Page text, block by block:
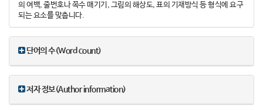
의 여백, 줄번호나 쪽수 매기기, 그림의 해상도, 표의 기재방식 등 형식에 요구
되는 요소를 맞춥니다.
단어의 수(Word count)
저자 정보(Author information)